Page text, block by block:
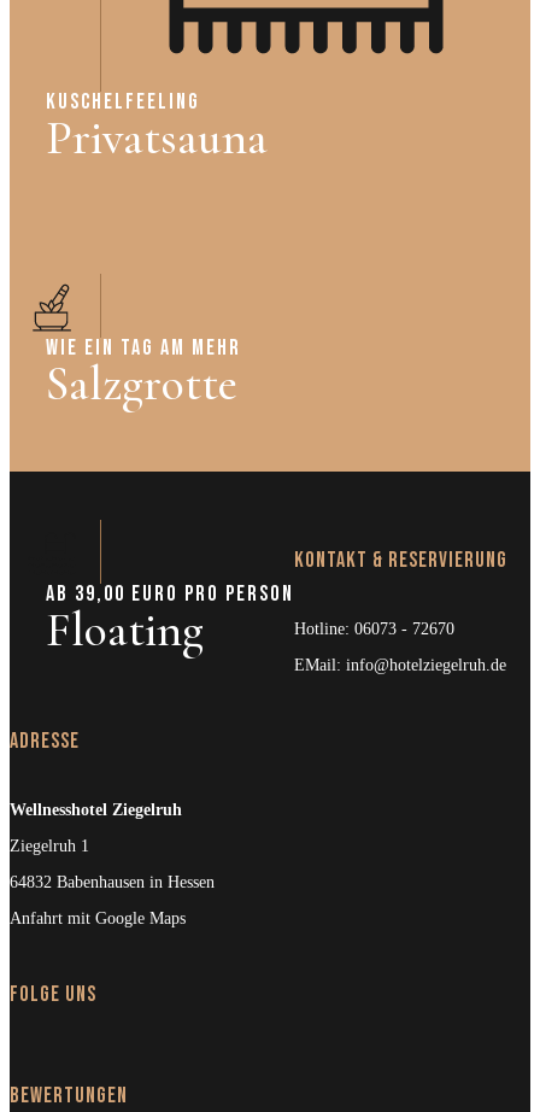
KUSCHELFEELING
Privatsauna
WIE EIN TAG AM MEHR
Salzgrotte
AB 39,00 EURO PRO PERSON
Floating
Kontakt & Reservierung
Hotline: 06073 - 72670
EMail: info@hotelziegelruh.de
Adresse
Wellnesshotel Ziegelruh
Ziegelruh 1
64832 Babenhausen in Hessen
Anfahrt mit Google Maps
Folge uns
Bewertungen